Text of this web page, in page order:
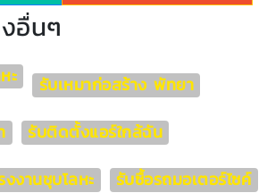
อื่นๆ
ะ
รับเหมาก่อสร้าง พัทยา
รับติดตั้งแอร์ใกล้ฉัน
งงานชุบโลหะ
รับซื้อรถมอเตอร์ไซค์